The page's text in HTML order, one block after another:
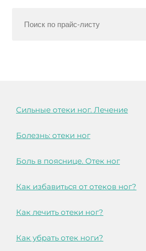
Cильные отеки ног. Лечение
Болезнь: отеки ног
Боль в пояснице. Отек ног
Как избавиться от отеков ног?
Как лечить отеки ног?
Как убрать отек ноги?